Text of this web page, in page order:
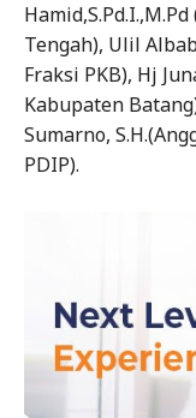
Tengah), Ulil
Fraksi PKB), Hj
Kabupaten
Sumarno,
PDIP).